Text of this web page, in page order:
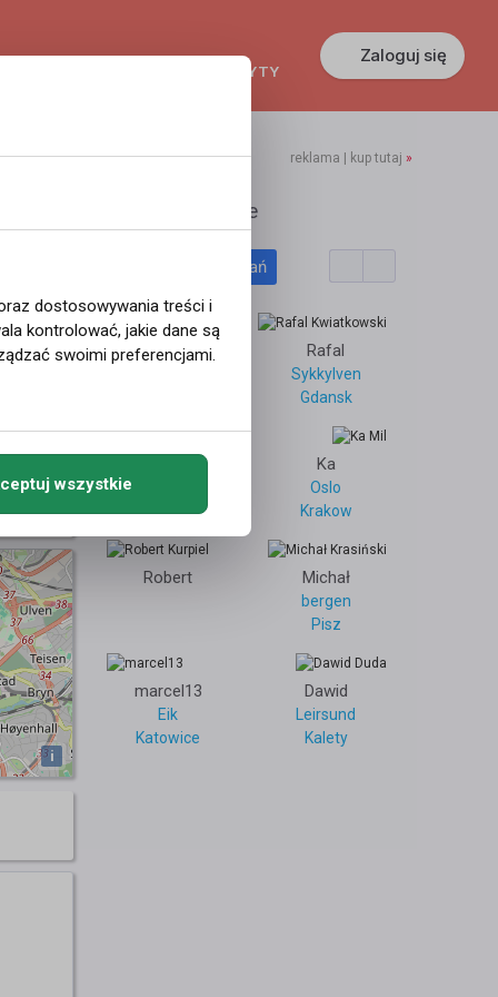
KREDYTY
Zaloguj się
reklama | kup tutaj »
Oslo
0
i
Polecane profile
Filtr wyszukiwań
Kornel Rafal
Sykkylven
Gdansk
Ka
Oslo
Krakow
Robert Michał
bergen
Pisz
marcel13
Eik
Katowice
Dawid
Leirsund
Kalety
dostosowywania treści i
kontrolować, jakie dane są
swoimi preferencjami.
wszystkie